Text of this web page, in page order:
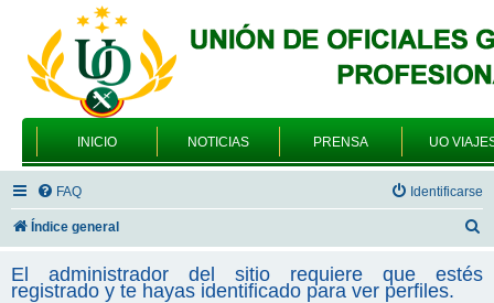
INICIO NOTICIAS PRENSA UO
FAQ Identificarse
Índice general
s
El administrador del sitio requiere que estés
registrado y te hayas identificado para ver perfiles.